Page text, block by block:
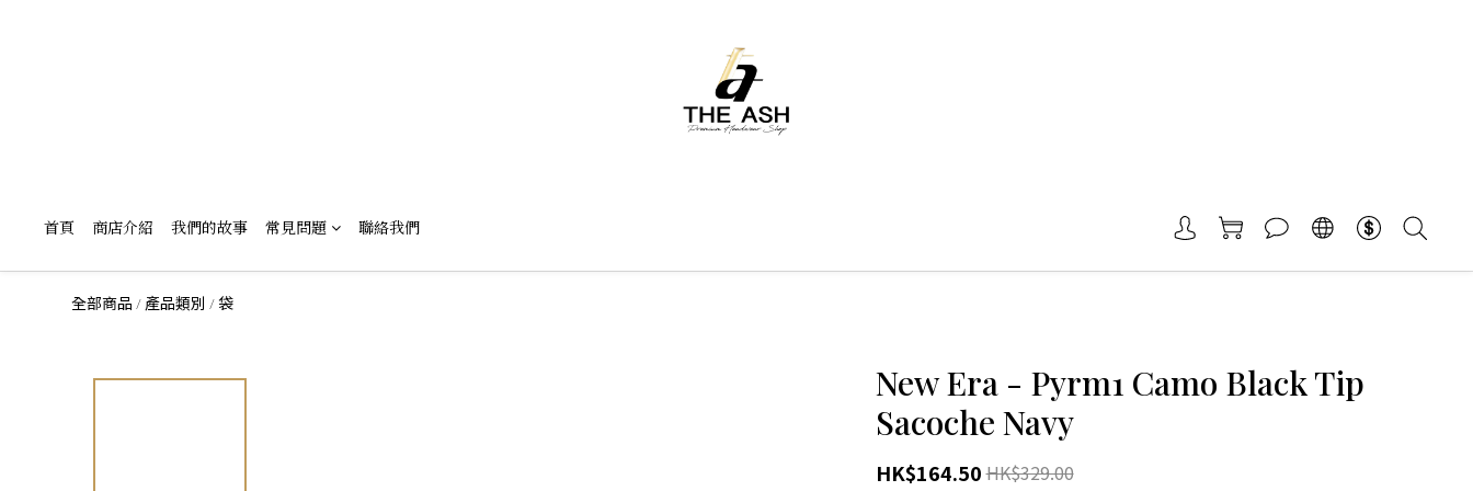
首頁 商店介紹 我們的故事 常見問題 聯絡我們
全部商品 / 產品類別 / 袋
New Era - Pyrm1 Camo Black Tip
Sacoche Navy
HK$164.50HK$329.00